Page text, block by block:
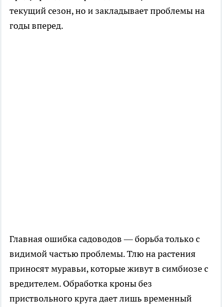
текущий сезон, но и закладывает проблемы на
годы вперед.
Главная ошибка садоводов — борьба только с
видимой частью проблемы. Тлю на растения
приносят муравьи, которые живут в симбиозе с
вредителем. Обработка кроны без
приствольного круга дает лишь временный